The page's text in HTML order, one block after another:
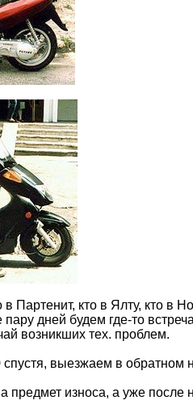
Партенит, кто в Ялту, кто
дней будем где-то
возникших тех. проблем.
спустя, выезжаем в
предмет износа, а уже